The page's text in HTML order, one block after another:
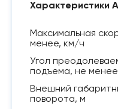
Характеристики
Максимальная
менее, км/ч
Угол
подъема, не
Внешний
поворота, м